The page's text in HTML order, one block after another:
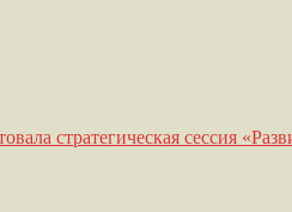
стратегическая сессия